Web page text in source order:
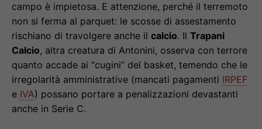
campo è impietosa. E attenzione, perché il terremoto
non si ferma al parquet: le scosse di assestamento
rischiano di travolgere anche il calcio. Il Trapani
Calcio, altra creatura di Antonini, osserva con terrore
quanto accade ai “cugini” del basket, temendo che le
irregolarità amministrative (mancati pagamenti IRPEF
e IVA) possano portare a penalizzazioni devastanti
anche in Serie C.